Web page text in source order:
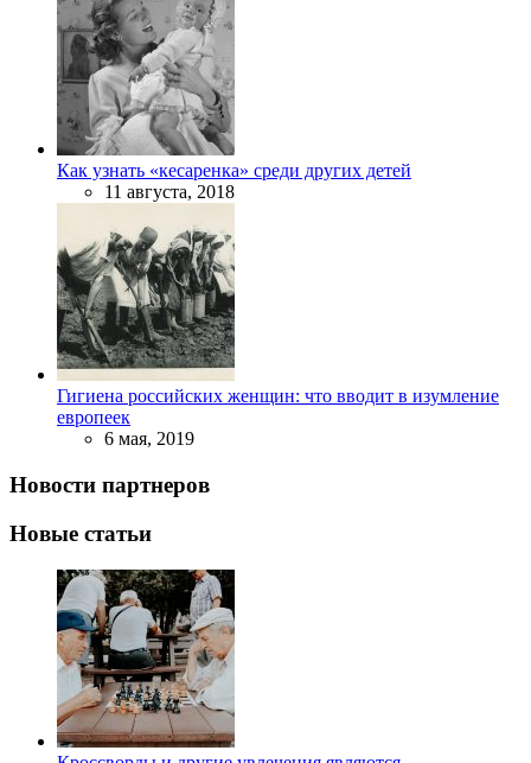
Как узнать «кесаренка» среди других детей
11 августа, 2018
Гигиена российских женщин: что вводит в изумление
европеек
6 мая, 2019
Новости партнеров
Новые статьи